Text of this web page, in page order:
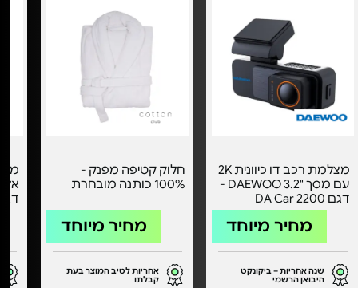
מצלמת רכב דו כיוונית 2K
עם מסך "3.2 DAEWOO -
דגם DA Car 2200
מחיר מיוחד
שנה אחריות – ביקונקט
היבואן הרשמי
חלוק קטיפה מפנק -
100% כותנה מובחרת
מחיר מיוחד
אחריות לטיב המוצר בעת
קבלתו